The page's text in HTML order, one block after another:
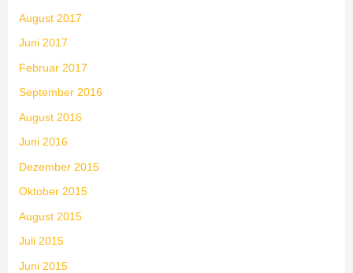
August 2017
Juni 2017
Februar 2017
September 2016
August 2016
Juni 2016
Dezember 2015
Oktober 2015
August 2015
Juli 2015
Juni 2015